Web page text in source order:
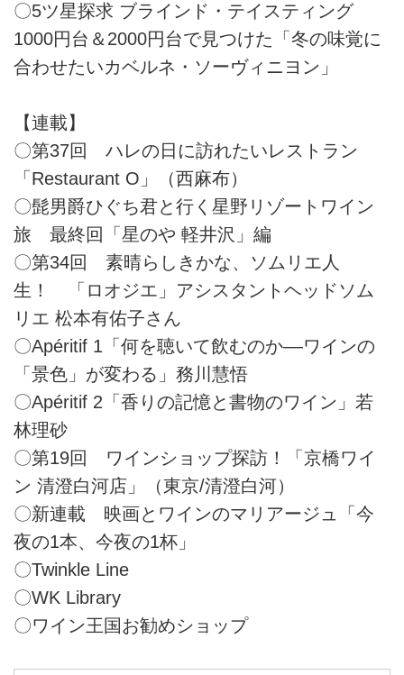
〇5ツ星探求 ブラインド・テイスティング
1000円台＆2000円台で見つけた「冬の味覚に
合わせたいカベルネ・ソーヴィニヨン」
【連載】
〇第37回 ハレの日に訪れたいレストラン
「Restaurant O」（西麻布）
〇髭男爵ひぐち君と行く星野リゾートワイン
旅 最終回「星のや 軽井沢」編
〇第34回 素晴らしきかな、ソムリエ人
生！ 「ロオジエ」アシスタントヘッドソム
リエ 松本有佑子さん
〇Apéritif 1「何を聴いて飲むのか––ワインの
「景色」が変わる」務川慧悟
〇Apéritif 2「香りの記憶と書物のワイン」若
林理砂
〇第19回 ワインショップ探訪！「京橋ワイ
ン 清澄白河店」（東京/清澄白河）
〇新連載 映画とワインのマリアージュ「今
夜の1本、今夜の1杯」
〇Twinkle Line
〇WK Library
〇ワイン王国お勧めショップ